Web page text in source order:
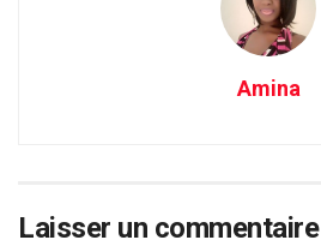
Amina
Laisser un commentaire